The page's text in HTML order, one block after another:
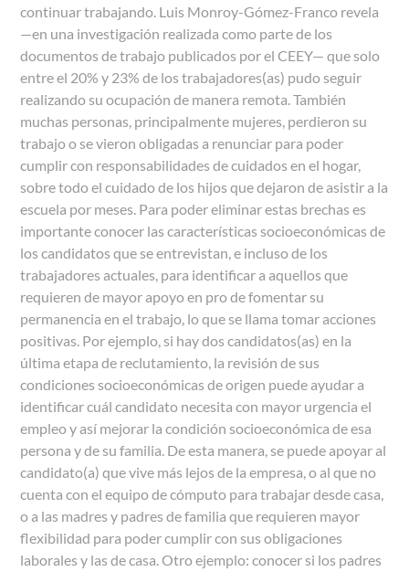
continuar trabajando. Luis Monroy-Gómez-Franco revela
—en una investigación realizada como parte de los
documentos de trabajo publicados por el CEEY—que solo
entre el 20% y 23% de los trabajadores(as) pudo seguir
realizando su ocupación de manera remota. También
muchas personas, principalmente mujeres, perdieron su
trabajo o se vieron obligadas a renunciar para poder
cumplir con responsabilidades de cuidados en el hogar,
sobre todo el cuidado de los hijos que dejaron de asistir a la
escuela por meses. Para poder eliminar estas brechas es
importante conocer las características socioeconómicas de
los candidatos que se entrevistan, e incluso de los
trabajadores actuales, para identificar a aquellos que
requieren de mayor apoyo en pro de fomentar su
permanencia en el trabajo, lo que se llama tomar acciones
positivas. Por ejemplo, si hay dos candidatos(as) en la
última etapa de reclutamiento, la revisión de sus
condiciones socioeconómicas de origen puede ayudar a
identificar cuál candidato necesita con mayor urgencia el
empleo y así mejorar la condición socioeconómica de esa
persona y de su familia. De esta manera, se puede apoyar al
candidato(a) que vive más lejos de la empresa, o al que no
cuenta con el equipo de cómputo para trabajar desde casa,
o a las madres y padres de familia que requieren mayor
flexibilidad para poder cumplir con sus obligaciones
laborales y las de casa. Otro ejemplo: conocer si los padres